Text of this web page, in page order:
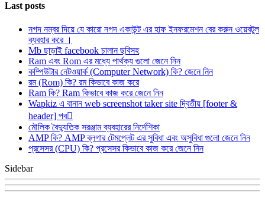
Last posts
নগদ নম্বর দিয়ে যে কারো নগদ একাউন্ট এর হাফ ইনফরমেশন বের করুন ওয়েবটুল
ব্যবহার করে ।
Mb ছাড়াই facebook চালান ছবিসহ
Ram এবং Rom এর মধ্যে পার্থক্য গুলো জেনে নিন
কম্পিউটার নেটওয়ার্ক (Computer Network) কি? জেনে নিন
রম (Rom) কি? রম কিভাবে কাজ করে
Ram কি? Ram কিভাবে কাজ করে জেনে নিন
Wapkiz এ বানান web screenshot taker site দ্বিতীয় [footer &
header] পব
মৌলিক বৈদ্যুতিক সরঞ্জাম ব্যবহারের নির্দেশিকা
AMP কি? AMP ব্লগার টেমপ্লেট এর সুবিধা এবং অসুবিধা গুলো জেনে নিন
প্রসেসর (CPU) কি? প্রসেসর কিভাবে কাজ করে জেনে নিন
Sidebar